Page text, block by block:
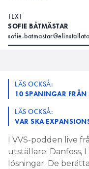
TEXT
SOFIE BÅTMÄSTAR
LÄS OCKSÅ:
10 SPANINGAR
LÄS OCKSÅ:
VAR SKA
I VVS-podden live
utställare; Danfoss,
lösningar: De